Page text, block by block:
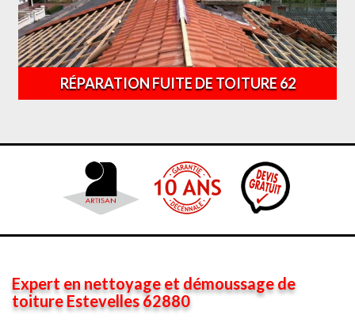
RÉPARATION FUITE DE TOITURE 62
Expert en nettoyage et démoussage de
toiture Estevelles 62880